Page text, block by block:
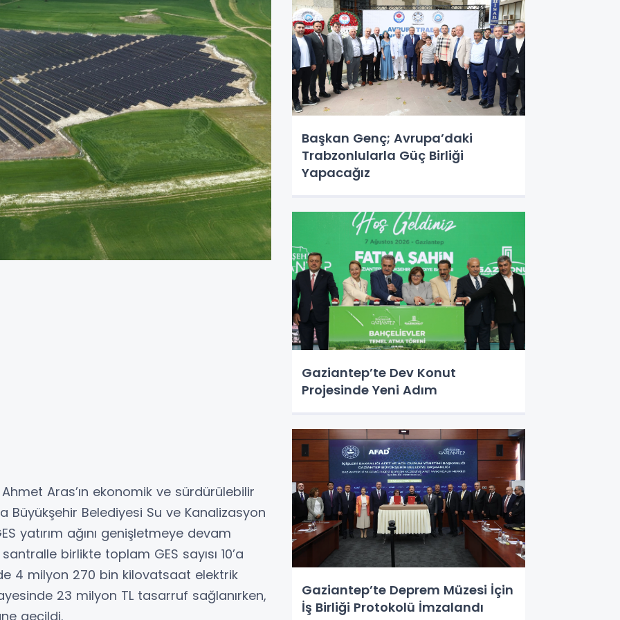
Aras’ın ekonomik ve sürdürülebilir
Belediyesi Su ve Kanalizasyon
yatırım ağını genişletmeye devam
birlikte toplam GES sayısı 10’a
4 milyon 270 bin kilovatsaat elektrik
23 milyon TL tasarruf sağlanırken,
geçildi.
Başkan Genç; Avrupa’daki
Trabzonlularla Güç Birliği
Yapacağız
Gaziantep’te Dev Konut
Projesinde Yeni Adım
Gaziantep’te Deprem Müzesi İçin
İş Birliği Protokolü İmzalandı